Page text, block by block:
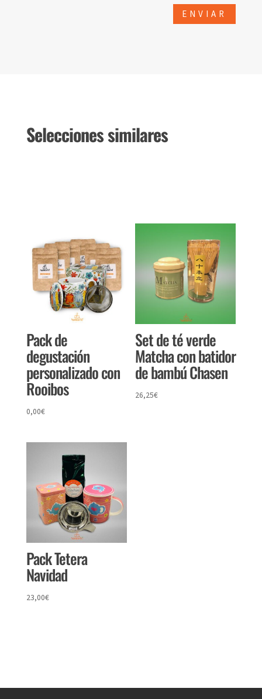
Selecciones similares
Pack de
degustación
personalizado con
Rooibos
0,00€
Set de té verde
Matcha con batidor
de bambú Chasen
26,25€
Pack Tetera
Navidad
23,00€